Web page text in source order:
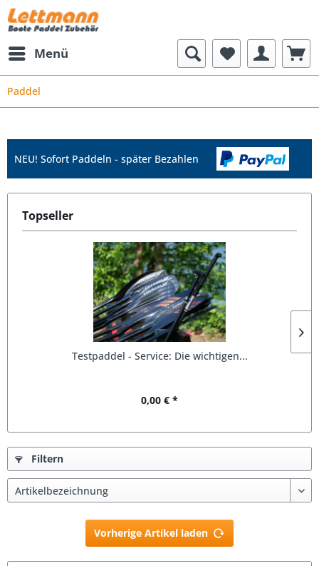
Menü
Paddel
NEU! Sofort Paddeln - später Bezahlen
Topseller
Testpaddel - Service: Die wichtigen...
0,00 € *
Filtern
Vorherige Artikel laden